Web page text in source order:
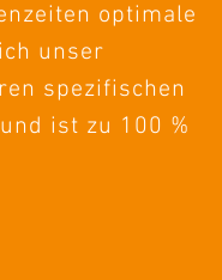
optimale
unser
spezifischen
ist zu 100 %